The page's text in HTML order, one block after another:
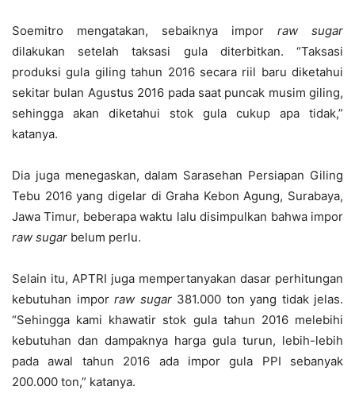
Soemitro mengatakan, sebaiknya impor raw sugar
dilakukan setelah taksasi gula diterbitkan. “Taksasi
produksi gula giling tahun 2016 secara riil baru diketahui
sekitar bulan Agustus 2016 pada saat puncak musim giling,
sehingga akan diketahui stok gula cukup apa tidak,”
katanya.
Dia juga menegaskan, dalam Sarasehan Persiapan Giling
Tebu 2016 yang digelar di Graha Kebon Agung, Surabaya,
Jawa Timur, beberapa waktu lalu disimpulkan bahwa impor
raw sugar belum perlu.
Selain itu, APTRI juga mempertanyakan dasar perhitungan
kebutuhan impor raw sugar381.000 ton yang tidak jelas.
“Sehingga kami khawatir stok gula tahun 2016 melebihi
kebutuhan dan dampaknya harga gula turun, lebih-lebih
pada awal tahun 2016 ada impor gula PPI sebanyak
200.000 ton,” katanya.